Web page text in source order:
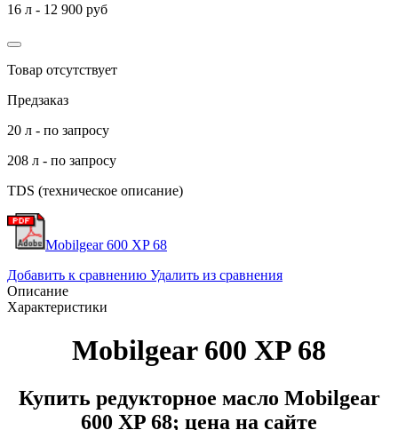
16 л - 12 900 руб
Товар отсутствует
Предзаказ
20 л - по запросу
208 л - по запросу
TDS (техническое описание)
Mobilgear 600 XP 68
Добавить к сравнению Удалить из сравнения
Описание
Характеристики
Mobilgear 600 XP 68
Купить редукторное масло Mobilgear
600 XP 68; цена на сайте